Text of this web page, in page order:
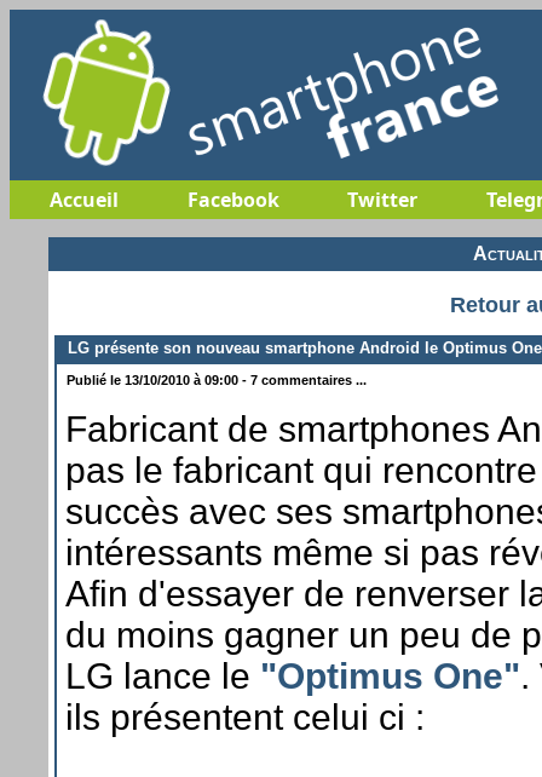
Accueil Facebook Twitter
Retour
LG présente son nouveau smartphone Android le Optimus One
Publié le 13/10/2010 à 09:00 - 7 commentaires ...
Fabricant de smartphones
pas le fabricant qui
succès avec ses
intéressants même si pas
Afin d'essayer de renverser
du moins gagner un peu de
LG lance le "Optimus One".
ils présentent celui ci :